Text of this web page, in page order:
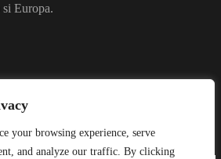
your browsing experience, serve
and analyze our traffic. By clicking
Europa.
• Recondiționări
nr. 6A, Lancram, jud. Alba